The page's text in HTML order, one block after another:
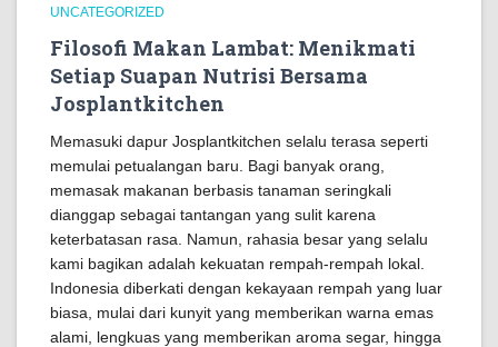
UNCATEGORIZED
Filosofi Makan Lambat: Menikmati
Setiap Suapan Nutrisi Bersama
Josplantkitchen
Memasuki dapur Josplantkitchen selalu terasa seperti
memulai petualangan baru. Bagi banyak orang,
memasak makanan berbasis tanaman seringkali
dianggap sebagai tantangan yang sulit karena
keterbatasan rasa. Namun, rahasia besar yang selalu
kami bagikan adalah kekuatan rempah-rempah lokal.
Indonesia diberkati dengan kekayaan rempah yang luar
biasa, mulai dari kunyit yang memberikan warna emas
alami, lengkuas yang memberikan aroma segar, hingga